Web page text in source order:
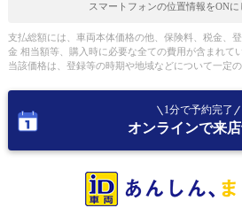
スマートフォンの位置情報をONに
支払総額には、車両本体価格の他、保険料、税金、
金 相当額等、購入時に必要な全ての費用が含まれてい
当該価格は、登録等の時期や地域などについて一定
1分で予約完了
オンラインで来